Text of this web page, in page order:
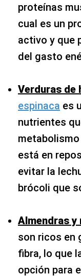
proteínas
cual es un
activo y que
del gasto
Verduras de
espinaca es
nutrientes
está en
evitar la
brócoli que
Almendras y
son ricos en
fibra, lo que
opción para